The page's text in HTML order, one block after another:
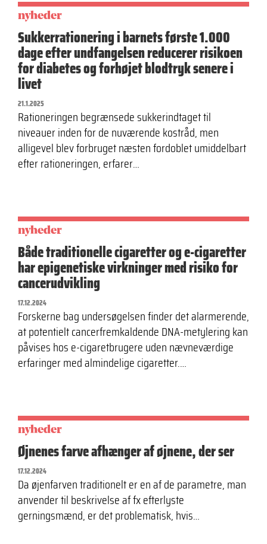
nyheder
Sukkerrationering i barnets første 1.000
dage efter undfangelsen reducerer risikoen
for diabetes og forhøjet blodtryk senere i
livet
21.1.2025
Rationeringen begrænsede sukkerindtaget til
niveauer inden for de nuværende kostråd, men
alligevel blev forbruget næsten fordoblet umiddelbart
efter rationeringen, erfarer…
nyheder
Både traditionelle cigaretter og e-cigaretter
har epigenetiske virkninger med risiko for
cancerudvikling
17.12.2024
Forskerne bag undersøgelsen finder det alarmerende,
at potentielt cancerfremkaldende DNA-metylering kan
påvises hos e-cigaretbrugere uden nævneværdige
erfaringer med almindelige cigaretter.…
nyheder
Øjnenes farve afhænger af øjnene, der ser
17.12.2024
Da øjenfarven traditionelt er en af de parametre, man
anvender til beskrivelse af fx efterlyste
gerningsmænd, er det problematisk, hvis…